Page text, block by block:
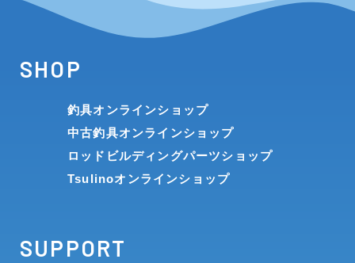
SHOP
釣具オンラインショップ
中古釣具オンラインショップ
ロッドビルディングパーツショップ
Tsulinoオンラインショップ
SUPPORT